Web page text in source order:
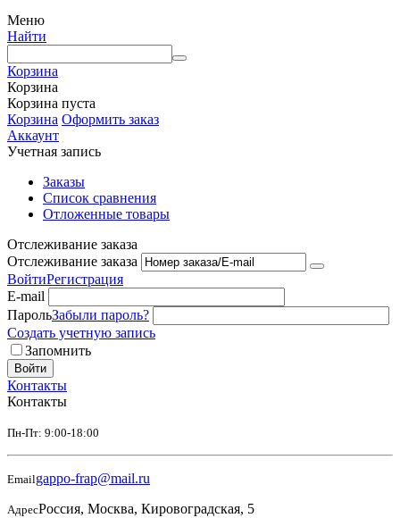
Меню
Найти
Корзина
Корзина
Корзина пуста
Корзина Оформить заказ
Аккаунт
Учетная запись
Заказы
Список сравнения
Отложенные товары
Отслеживание заказа
Отслеживание заказа
ВойтиРегистрация
E-mail
ПарольЗабыли пароль?
Создать учетную запись
Запомнить
Войти
Контакты
Контакты
Пн-Пт: 9:00-18:00
Emailgappo-frap@mail.ru
АдресРоссия, Москва, Кировоградская, 5